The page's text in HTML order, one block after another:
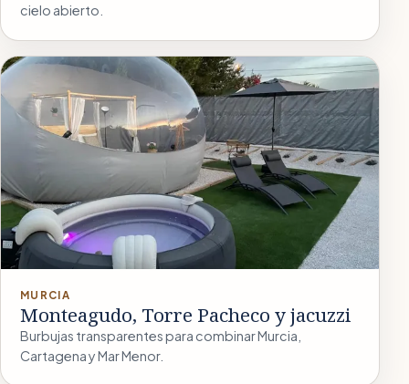
cielo abierto.
MURCIA
Monteagudo, Torre Pacheco y jacuzzi
Burbujas transparentes para combinar Murcia,
Cartagena y Mar Menor.